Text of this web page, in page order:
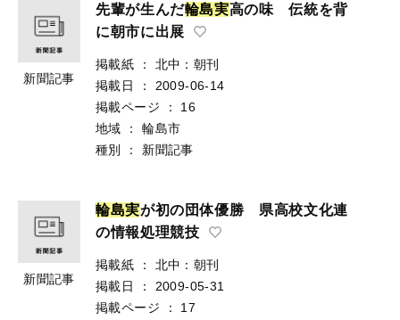
新聞記事
先輩が生んだ輪島実高の味 伝統を背
に朝市に出展
掲載紙 ：
北中：朝刊
掲載日
：
2009-06-14
掲載ページ
：
16
地域
：
輪島市
種別
： 新聞記事
新聞記事
輪島実が初の団体優勝 県高校文化連
の情報処理競技
掲載紙 ：
北中：朝刊
掲載日
：
2009-05-31
掲載ページ
：
17